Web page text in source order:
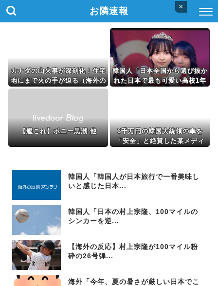
×
お隣速報
カナダの山火事が深刻化！住宅
地にまで火の手が迫る（海外の
反応）
韓国人「日本全国から選び抜か
れた日本で最も可愛い高校1年
【艦これ】ポニー黒潮 他
6千万円の韓国大統領の車を
「安全」と絶賛した某メディ
韓国人「韓国人が日本旅行で一番美味し
いと感じた日本...
韓国人「日本の村上宗隆、100マイルの
シンカーを逆...
【海外の反応】村上宗隆が100マイル粉
砕の26号弾...
海外「今年、夏の暑さが厳しい日本でこ